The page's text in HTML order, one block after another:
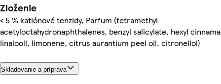
Zloženie
< 5 % katiónové tenzidy, Parfum (tetramethyl
acetyloctahydronaphthalenes, benzyl salicylate, hexyl
linalooll, limonene, citrus aurantium peel oil, citronellol)
Skladovanie a príprava